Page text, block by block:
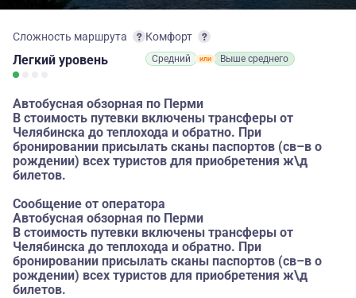
Сложность маршрута
Легкий уровень
Комфорт
Средний Выше среднего
Автобусная обзорная по Перми
В стоимость путевки включены трансферы от
Челябинска до теплохода и обратно. При
бронировании присылать сканы паспортов (св–в о
рождении) всех туристов для приобретения ж\д
билетов.
Сообщение от оператора
Автобусная обзорная по Перми
В стоимость путевки включены трансферы от
Челябинска до теплохода и обратно. При
бронировании присылать сканы паспортов (св–в о
рождении) всех туристов для приобретения ж\д
билетов.